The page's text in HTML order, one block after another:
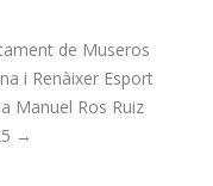
de Museros
i Renàixer Esport
Manuel Ros Ruiz
→